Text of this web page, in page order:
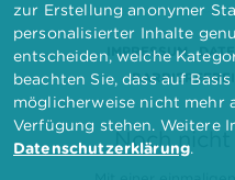
IMPRESSUM
Noch
zur Erstellung anonymer
personalisierter Inhalte
entscheiden, welche
beachten Sie, dass auf
möglicherweise nicht mehr
Verfügung stehen. Weitere
Datenschutzerklärung.